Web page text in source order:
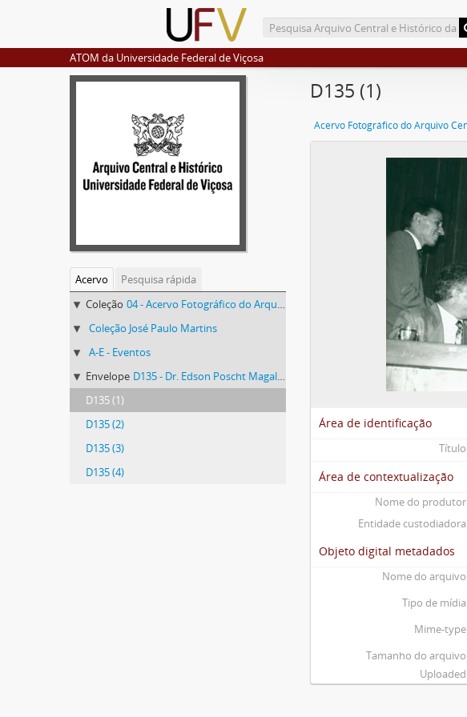
ATOM da Universidade Federal de Viçosa
Acervo
Pesquisa rápida
Coleção 04 - Acervo Fotográfico do Arquivo Central Histórico da UFV
Coleção José Paulo Martins
A-E - Eventos
Envelope D135 - Dr. Edson Poscht Magalhães
D135 (1)
D135 (2)
D135 (3)
D135 (4)
D135 (1)
Área de identificação
Título
Área de contextualização
Nome do produtor
Entidade custodiadora
Objeto digital metadados
Nome do arquivo
Tipo de mídia
Mime-type
Tamanho do arquivo
Uploaded